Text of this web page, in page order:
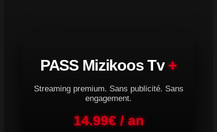
PASS Mizikoos Tv+
Streaming premium. Sans publicité. Sans
engagement.
14.99€ / an